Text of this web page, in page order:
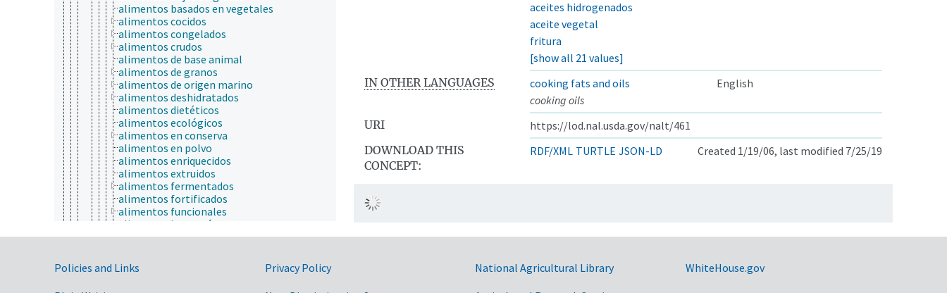
alimentos basados en vegetales
alimentos cocidos
alimentos congelados
alimentos crudos
alimentos de base animal
alimentos de granos
alimentos de origen marino
alimentos deshidratados
alimentos dietéticos
alimentos ecológicos
alimentos en conserva
alimentos en polvo
alimentos enriquecidos
alimentos extruidos
alimentos fermentados
alimentos fortificados
alimentos funcionales
alimentos instantáneos
alimentos mezclados
alimentos nuevos
alimentos para bebés
aceites hidrogenados
aceite vegetal
fritura
[show all 21 values]
IN OTHER LANGUAGES
cooking fats and oils
English
cooking oils
URI
https://lod.nal.usda.gov/nalt/461
DOWNLOAD THIS
CONCEPT:
RDF/XML TURTLE JSON-LD Created 1/19/06, last modified 7/25/19
Government Links
Policies and Links
Privacy Policy
National Agricultural Library
WhiteHouse.gov